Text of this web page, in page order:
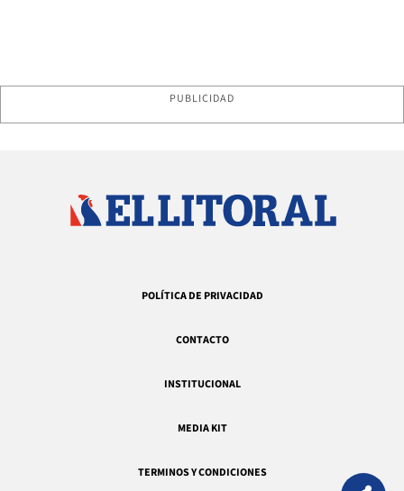
PUBLICIDAD
POLÍTICA DE PRIVACIDAD
CONTACTO
INSTITUCIONAL
MEDIA KIT
TERMINOS Y CONDICIONES